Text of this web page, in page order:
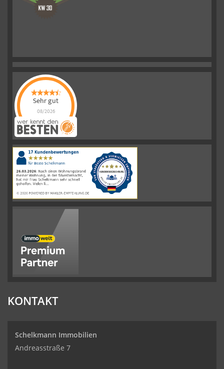
Sehr gut
08/2026
Schelkmann
Immobilienhat
|110Schelkmann
ImmobilienBewertungen
auf
werkenntdenBESTEN.de
KONTAKT
Schelkmann Immobilien
Andreasstraße 7